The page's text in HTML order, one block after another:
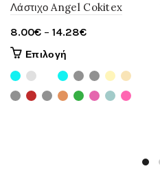
Λάστιχο Angel Cokitex
8.00€ – 14.28€Price
through
14.28€
Επιλογή
το
προϊόν
έχει